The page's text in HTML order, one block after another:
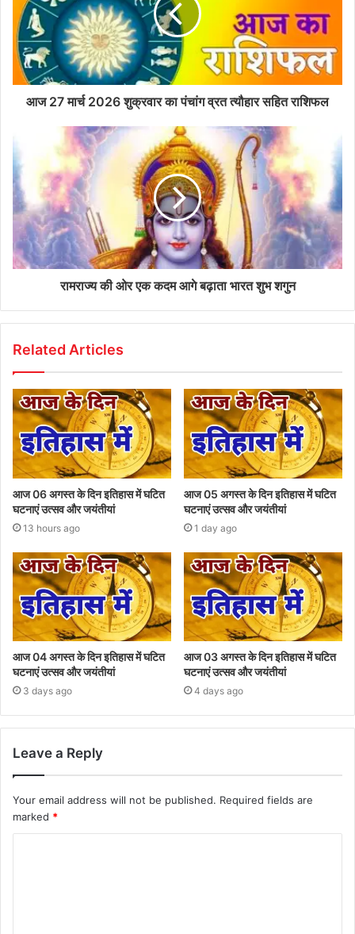
आज 27 मार्च 2026 शुक्रवार का पंचांग व्रत त्यौहार सहित राशिफल
रामराज्य की ओर एक कदम आगे बढ़ाता भारत शुभ शगुन
Related Articles
आज 06 अगस्त के दिन इतिहास में घटित
घटनाएं उत्सव और जयंतीयां
13 hours ago
आज 05 अगस्त के दिन इतिहास में घटित
घटनाएं उत्सव और जयंतीयां
1 day ago
आज 04 अगस्त के दिन इतिहास में घटित
घटनाएं उत्सव और जयंतीयां
3 days ago
आज 03 अगस्त के दिन इतिहास में घटित
घटनाएं उत्सव और जयंतीयां
4 days ago
Leave a Reply
Your email address will not be published. Required fields are
marked *